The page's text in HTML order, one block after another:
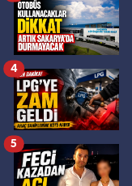
4
5